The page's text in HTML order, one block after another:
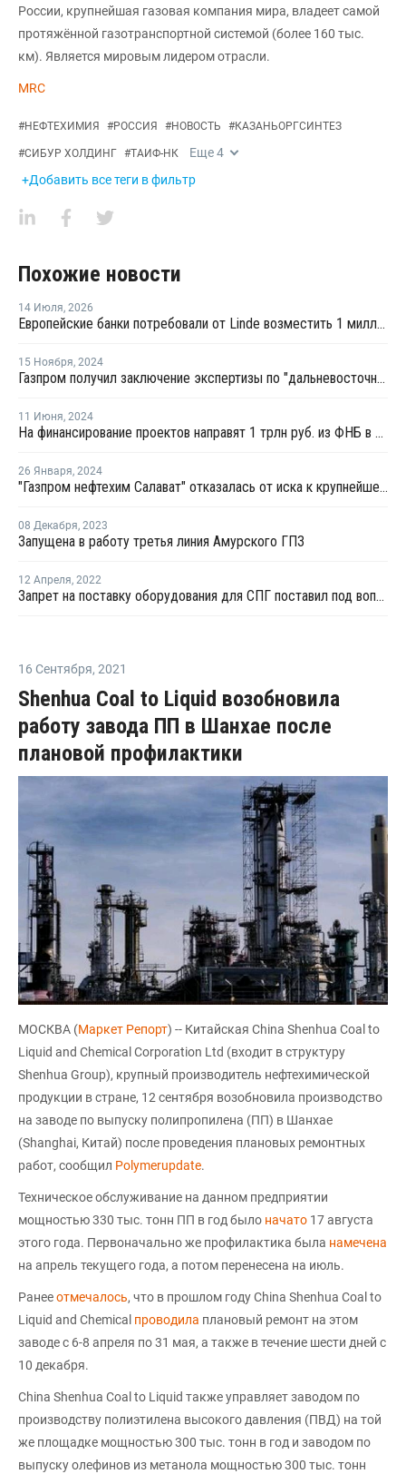
России, крупнейшая газовая компания мира, владеет самой
протяжённой газотранспортной системой (более 160 тыс.
км). Является мировым лидером отрасли.
MRC
#НЕФТЕХИМИЯ #РОССИЯ #НОВОСТЬ #КАЗАНЬОРГСИНТЕЗ
#СИБУР ХОЛДИНГ #ТАИФ-НК Еще4
+Добавить все теги в фильтр
Похожие новости
14 Июля, 2026
Европейские банки потребовали от Linde возместить 1 миллиард евро из-за тяжбы с Русхимальянсом
15 Ноября, 2024
Газпром получил заключение экспертизы по "дальневосточному" маршруту до КНР
11 Июня, 2024
На финансирование проектов направят 1 трлн руб. из ФНБ в этом году
26 Января, 2024
"Газпром нефтехим Салават" отказалась от иска к крупнейшему нефтетрейдеру мира
08 Декабря, 2023
Запущена в работу третья линия Амурского ГПЗ
12 Апреля, 2022
Запрет на поставку оборудования для СПГ поставил под вопрос реализацию ряда проектов Газпрома и НОВАТЭКа
16 Сентября, 2021
Shenhua Coal to Liquid возобновила
работу завода ПП в Шанхае после
плановой профилактики
МОСКВА (Маркет Репорт) -- Китайская China Shenhua Coal to
Liquid and Chemical Corporation Ltd (входит в структуру
Shenhua Group), крупный производитель нефтехимической
продукции в стране, 12 сентября возобновила производство
на заводе по выпуску полипропилена (ПП) в Шанхае
(Shanghai, Китай) после проведения плановых ремонтных
работ, сообщил Polymerupdate.
Техническое обслуживание на данном предприятии
мощностью 330 тыс. тонн ПП в год было начато 17 августа
этого года. Первоначально же профилактика была намечена
на апрель текущего года, а потом перенесена на июль.
Ранееотмечалось, что в прошлом году China Shenhua Coal to
Liquid and Chemical проводила плановый ремонт на этом
заводе с 6-8 апреля по 31 мая, а также в течение шести дней с
10 декабря.
China Shenhua Coal to Liquid также управляет заводом по
производству полиэтилена высокого давления (ПВД) на той
же площадке мощностью 300 тыс. тонн в год и заводом по
выпуску олефинов из метанола мощностью 300 тыс. тонн